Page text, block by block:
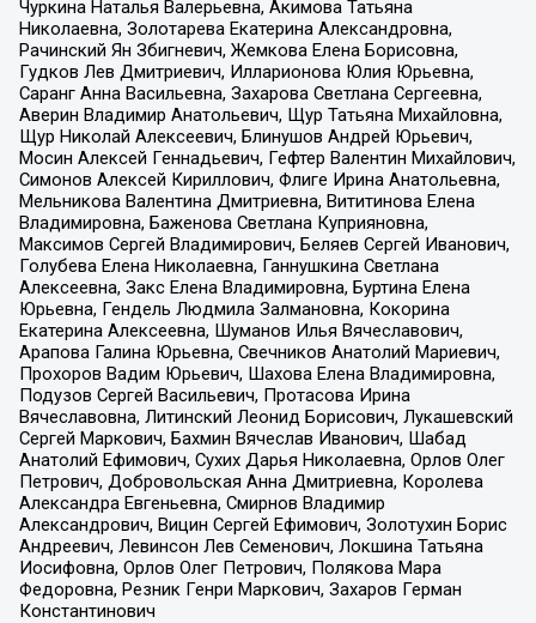
Чуркина Наталья Валерьевна, Акимова Татьяна
Николаевна, Золотарева Екатерина Александровна,
Рачинский Ян Збигневич, Жемкова Елена Борисовна,
Гудков Лев Дмитриевич, Илларионова Юлия Юрьевна,
Саранг Анна Васильевна, Захарова Светлана Сергеевна,
Аверин Владимир Анатольевич, Щур Татьяна Михайловна,
Щур Николай Алексеевич, Блинушов Андрей Юрьевич,
Мосин Алексей Геннадьевич, Гефтер Валентин Михайлович,
Симонов Алексей Кириллович, Флиге Ирина Анатольевна,
Мельникова Валентина Дмитриевна, Вититинова Елена
Владимировна, Баженова Светлана Куприяновна,
Максимов Сергей Владимирович, Беляев Сергей Иванович,
Голубева Елена Николаевна, Ганнушкина Светлана
Алексеевна, Закс Елена Владимировна, Буртина Елена
Юрьевна, Гендель Людмила Залмановна, Кокорина
Екатерина Алексеевна, Шуманов Илья Вячеславович,
Арапова Галина Юрьевна, Свечников Анатолий Мариевич,
Прохоров Вадим Юрьевич, Шахова Елена Владимировна,
Подузов Сергей Васильевич, Протасова Ирина
Вячеславовна, Литинский Леонид Борисович, Лукашевский
Сергей Маркович, Бахмин Вячеслав Иванович, Шабад
Анатолий Ефимович, Сухих Дарья Николаевна, Орлов Олег
Петрович, Добровольская Анна Дмитриевна, Королева
Александра Евгеньевна, Смирнов Владимир
Александрович, Вицин Сергей Ефимович, Золотухин Борис
Андреевич, Левинсон Лев Семенович, Локшина Татьяна
Иосифовна, Орлов Олег Петрович, Полякова Мара
Федоровна, Резник Генри Маркович, Захаров Герман
Константинович